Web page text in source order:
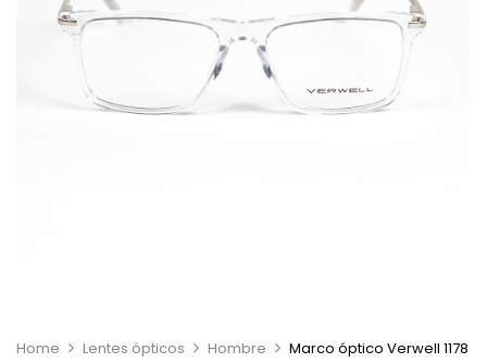
Home Lentes ópticos Hombre
Marco óptico Verwell 1178